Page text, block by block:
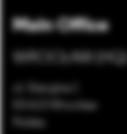
Main Office
WROCŁAW (HQ)
53-613 Wrocław